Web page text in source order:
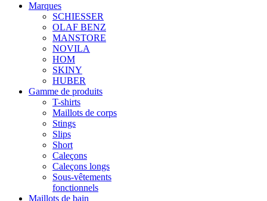
Marques
SCHIESSER
OLAF BENZ
MANSTORE
NOVILA
HOM
SKINY
HUBER
Gamme de produits
T-shirts
Maillots de corps
Stings
Slips
Short
Caleçons
Caleçons longs
Sous-vêtements
fonctionnels
Maillots de bain